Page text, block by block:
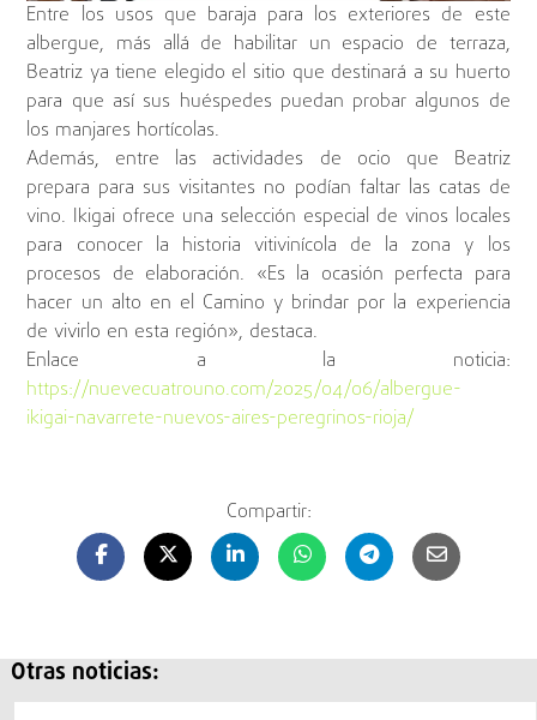
Entre los usos que baraja para los exteriores de este
albergue, más allá de habilitar un espacio de terraza,
Beatriz ya tiene elegido el sitio que destinará a su huerto
para que así sus huéspedes puedan probar algunos de
los manjares hortícolas.
Además, entre las actividades de ocio que Beatriz
prepara para sus visitantes no podían faltar las catas de
vino. Ikigai ofrece una selección especial de vinos locales
para conocer la historia vitivinícola de la zona y los
procesos de elaboración. «Es la ocasión perfecta para
hacer un alto en el Camino y brindar por la experiencia
de vivirlo en esta región», destaca.
Enlace a la noticia:
https://nuevecuatrouno.com/2025/04/06/albergue-
ikigai-navarrete-nuevos-aires-peregrinos-rioja/
Compartir:
Otras noticias: